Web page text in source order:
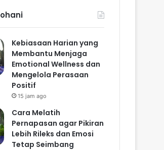
Kebiasaan Harian yang
Membantu Menjaga
Emotional Wellness dan
Mengelola Perasaan
Positif
15 jam ago
Cara Melatih
Pernapasan agar Pikiran
Lebih Rileks dan Emosi
Tetap Seimbang